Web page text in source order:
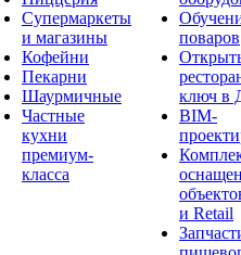
Супермаркеты
и магазины
Кофейни
Пекарни
Шаурмичные
Частные
кухни
премиум-
класса
поваров
ключ в
BIM-
и Retail